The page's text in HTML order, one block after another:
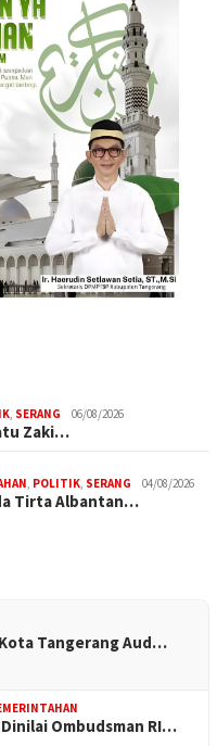
, SERANG 06/08/2026
Zaki…
, POLITIK, SERANG 04/08/2026
Tirta Albantan…
Tangerang Aud…
Ombudsman RI…